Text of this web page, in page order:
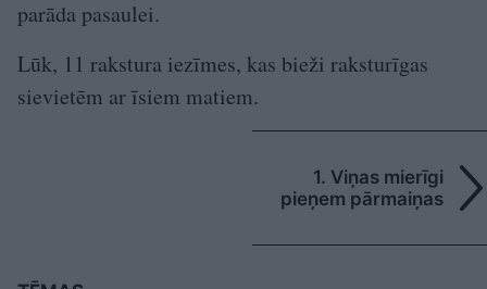
parāda pasaulei.
Lūk, 11 rakstura iezīmes, kas bieži raksturīgas
sievietēm ar īsiem matiem.
1. Viņas mierīgi
pieņem pārmaiņas